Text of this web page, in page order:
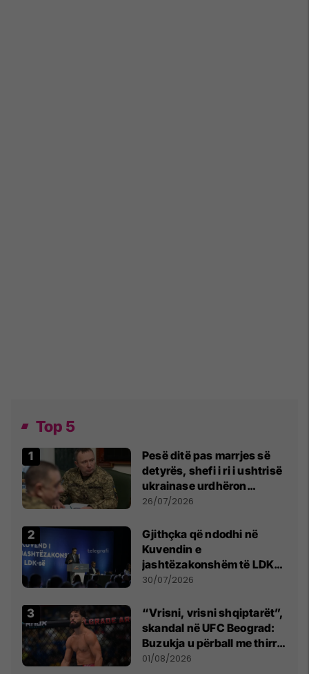
Top 5
Pesë ditë pas marrjes së
detyrës, shefi i ri i ushtrisë
ukrainase urdhëron
kontroll të madh
26/07/2026
Gjithçka që ndodhi në
Kuvendin e
jashtëzakonshëm të LDK-
së
30/07/2026
“Vrisni, vrisni shqiptarët”,
skandal në UFC Beograd:
Buzukja u përball me thirrje
anti-shqiptare nga
01/08/2026